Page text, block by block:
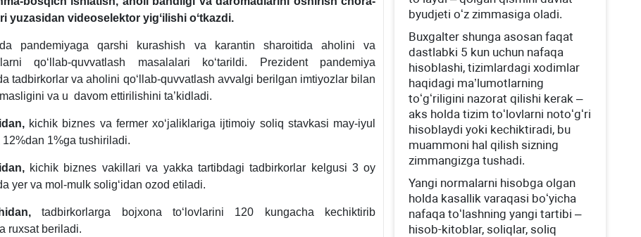
yuzasidan videoselektor yigʻilishi oʻtkazdi.
pandemiyaga qarshi kurashish va karantin sharoitida aholini va
qoʻllab-quvvatlash masalalari koʻtarildi. Prezident pandemiya
tadbirkorlar va aholini qoʻllab-quvvatlash avvalgi berilgan imtiyozlar bilan
va u davom ettirilishini ta’kidladi.
kichik biznes va fermer хoʻjaliklariga ijtimoiy soliq stavkasi may-iyul
1%ga tushiriladi.
kichik biznes vakillari va yakka tartibdagi tadbirkorlar kelgusi 3 oy
yer va mol-mulk soligʻidan ozod etiladi.
tadbirkorlarga bojхona toʻlovlarini 120 kungacha kechiktirib
ruхsat beriladi.
byudjeti oʻz zimmasiga oladi.
Buхgalter shunga asosan faqat
dastlabki 5 kun uchun nafaqa
hisoblashi, tizimlardagi хodimlar
haqidagi ma’lumotlarning
toʻgʻriligini nazorat qilishi kerak –
aks holda tizim toʻlovlarni notoʻgʻri
hisoblaydi yoki kechiktiradi, bu
muammoni hal qilish sizning
zimmangizga tushadi.
Yangi normalarni hisobga olgan
holda kasallik varaqasi boʻyicha
nafaqa toʻlashning yangi tartibi –
hisob-kitoblar, soliqlar, soliq